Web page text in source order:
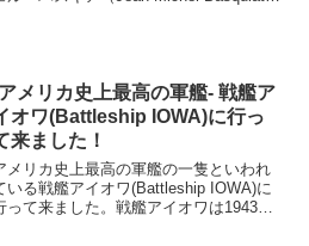
メリカ史上最高の軍艦- 戦艦ア
オワ(Battleship IOWA)に行っ
来ました！
メリカ史上最高の軍艦の一隻といわれ
いる戦艦アイオワ(Battleship IOWA)に
って来ました。戦艦アイオワは1943年